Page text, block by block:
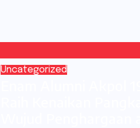
Uncategorized